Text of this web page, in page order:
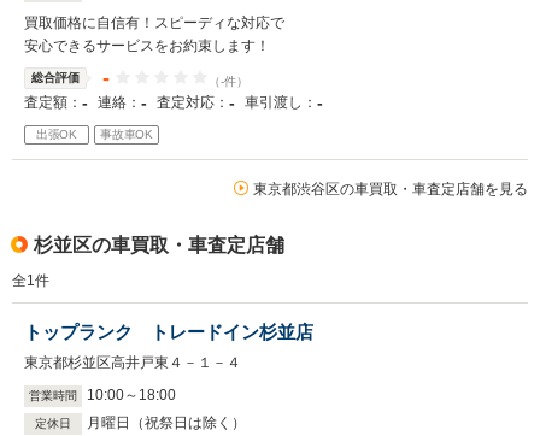
買取価格に自信有！スピーディな対応で
安心できるサービスをお約束します！
総合評価 - （-件）
査定額： - 連絡： - 査定対応： - 車引渡し： -
出張OK 事故車OK
東京都渋谷区の車買取・車査定店舗を見る
杉並区の車買取・車査定店舗
全1件
トップランク トレードイン杉並店
東京都杉並区高井戸東４－１－４
営業時間 10:00～ 18:00
定休日
月曜日（祝祭日は除く）